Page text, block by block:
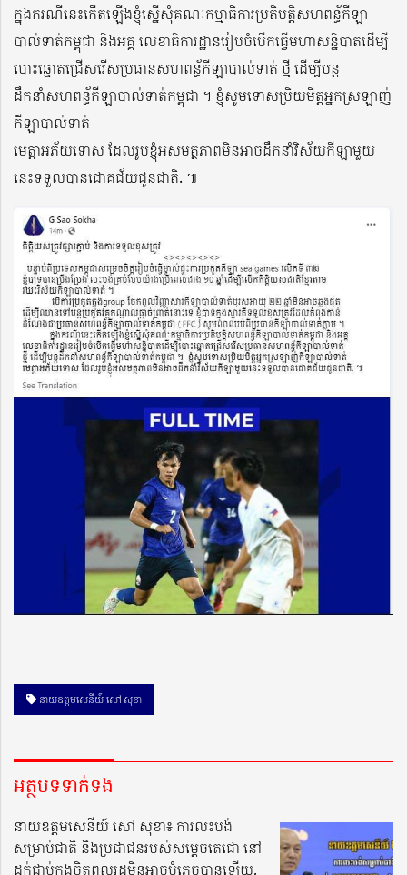
ក្នុងករណីនេះកើតឡើងខ្ញុំស្នើសុំគណៈកម្មាធិការប្រតិបត្តិសហពន្ធ័កីឡា
បាល់ទាត់កម្ពុជា និងអគ្គ លេខាធិការដ្ឋានរៀបចំបើកធ្វើមហាសន្និបាតដើម្បី
បោះឆ្នោតជ្រើសរើសប្រធានសហពន្ធ័កីឡាបាល់ទាត់ ថ្មី ដើម្បីបន្ត
ដឹកនាំសហពន្ធ័កីឡាបាល់ទាត់កម្ពុជា ។ ខ្ញុំសូមទោសប្រិយមិត្តអ្នកស្រឡាញ់
កីឡាបាល់ទាត់
មេត្តាអភ័យទោស ដែលរូបខ្ញុំអសមត្ថភាពមិនអាចដឹកនាំវិស័យកីឡាមួយ
នេះទទួលបានជោគជ័យជូនជាតិ. ៕
នាយឧត្តមសេនីយ៍ សៅ សុខា
អត្ថបទទាក់ទង
នាយឧត្តមសេនីយ៍ សៅ សុខា៖ ការលះបង់
សម្រាប់ជាតិ និងប្រជាជនរបស់សម្ដេចតេជោ នៅ
ដក់ជាប់ក្នុងចិត្ដពលរដ្ឋមិនអាចបំភ្លេចបានឡើយ,